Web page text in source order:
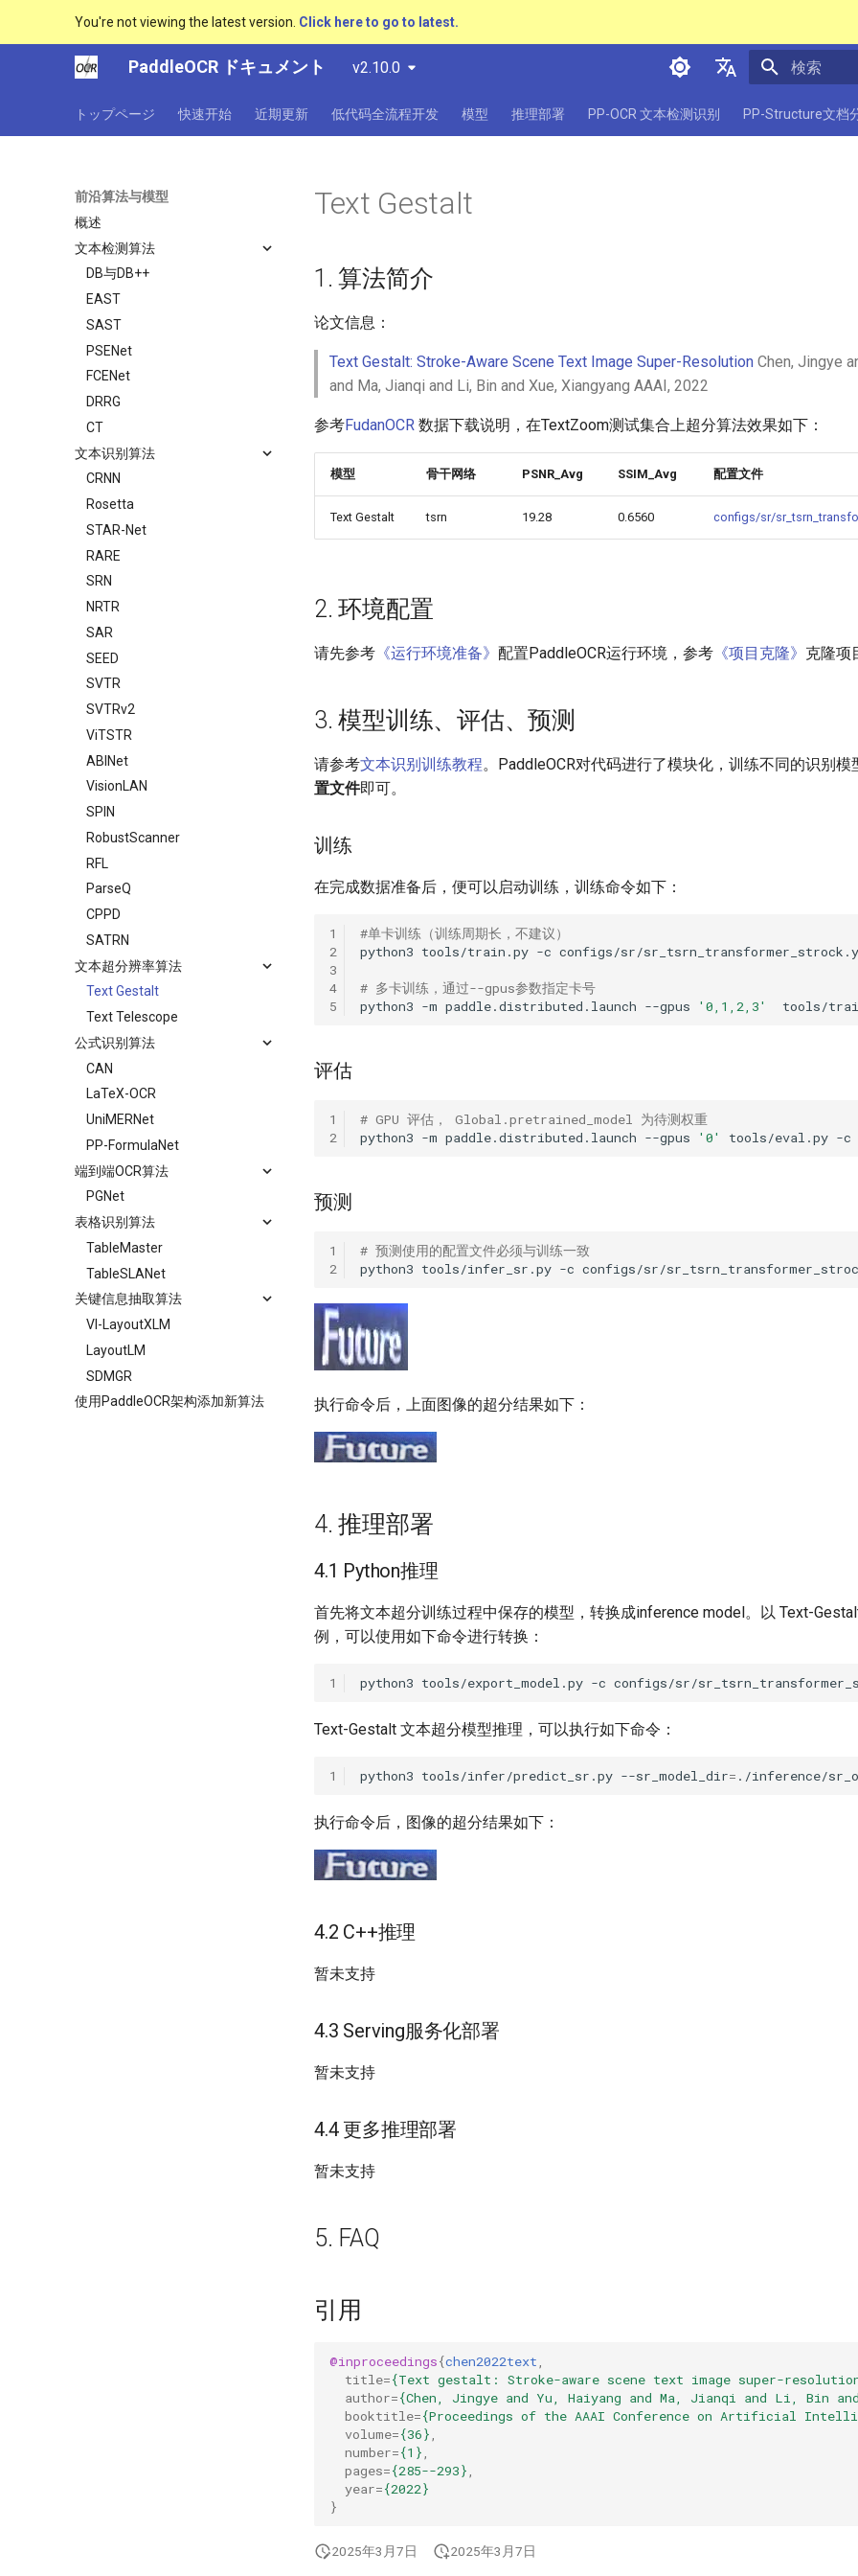
You're not viewing the latest version. Click here to go to latest.
PaddleOCR ドキュメント v2.10.0
简体中文
トップページ 快速开始 近期更新 低代码全流程开发 模型 推理部署 PP-OCR 文本检测识别 PP-Structure文档
前沿算法与模型
概述
文本检测算法
DB与DB++
EAST
SAST
PSENet
FCENet
DRRG
CT
文本识别算法
CRNN
Rosetta
STAR-Net
RARE
SRN
NRTR
SAR
SEED
SVTR
SVTRv2
ViTSTR
ABINet
VisionLAN
SPIN
RobustScanner
RFL
ParseQ
CPPD
SATRN
文本超分辨率算法
Text Gestalt
Text Telescope
公式识别算法
CAN
LaTeX-OCR
UniMERNet
PP-FormulaNet
端到端OCR算法
PGNet
表格识别算法
TableMaster
TableSLANet
关键信息抽取算法
VI-LayoutXLM
LayoutLM
SDMGR
使用PaddleOCR架构添加新算法
Text Gestalt
1. 算法简介
论文信息：
Text Gestalt: Stroke-Aware Scene Text Image Super-Resolution Chen, Jingye
and Ma, Jianqi and Li, Bin and Xue, Xiangyang AAAI, 2022
参考FudanOCR 数据下载说明，在TextZoom测试集合上超分算法效果如下：
模型 骨干网络 PSNR_Avg SSIM_Avg 配置文件
Text Gestalt tsrn 19.28 0.6560 configs/sr/
2. 环境配置
请先参考 《运行环境准备》 配置PaddleOCR运行环境，参考 《项目克隆》 克隆项
3. 模型训练、评估、预测
请参考文本识别训练教程。PaddleOCR对代码进行了模块化，训练不同的识别模
置文件即可。
训练
在完成数据准备后，便可以启动训练，训练命令如下：
1
2
3
4
5
#单卡训练（训练周期长，不建议）
python3 tools/train.py -c
# 多卡训练，通过--gpus参数指定卡号
python3 -m paddle.distributed.launch --gpus '0,1,2,3' tools/
评估
1
2
# GPU 评估， Global.pretrained_model 为待测权重
python3 -m paddle.distributed.launch --gpus '0' tools/eval.py -c
预测
1
2
# 预测使用的配置文件必须与训练一致
python3 tools/infer_sr.py -c configs/sr/
执行命令后，上面图像的超分结果如下：
4. 推理部署
4.1 Python推理
首先将文本超分训练过程中保存的模型，转换成inference model。以 Text-
例，可以使用如下命令进行转换：
1 python3 tools/export_model.py -c configs/sr/
Text-Gestalt 文本超分模型推理，可以执行如下命令：
1 python3 tools/infer/predict_sr.py --sr_model_dir= ./inference/
执行命令后，图像的超分结果如下：
4.2 C++推理
暂未支持
4.3 Serving服务化部署
暂未支持
4.4 更多推理部署
暂未支持
5. FAQ
引用
@inproceedings{chen2022text
title={Text gestalt: Stroke-aware scene text image super-
author={Chen, Jingye and Yu, Haiyang and Ma, Jianqi and Li, Bin and
booktitle={Proceedings of the AAAI Conference on Artificial
volume={36}
number={1}
pages={285--293}
year={2022}
}
2025年3月7日 2025年3月7日